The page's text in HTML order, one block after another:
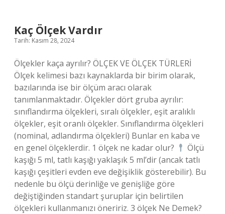
Kaç Ölçek Vardır
Tarih: Kasım 28, 2024
Ölçekler kaça ayrılır? ÖLÇEK VE ÖLÇEK TÜRLERİ
Ölçek kelimesi bazı kaynaklarda bir birim olarak,
bazılarında ise bir ölçüm aracı olarak
tanımlanmaktadır. Ölçekler dört gruba ayrılır:
sınıflandırma ölçekleri, sıralı ölçekler, eşit aralıklı
ölçekler, eşit oranlı ölçekler. Sınıflandırma ölçekleri
(nominal, adlandırma ölçekleri) Bunlar en kaba ve
en genel ölçeklerdir. 1 ölçek ne kadar olur?
Ölçü
kaşığı 5 ml, tatlı kaşığı yaklaşık 5 ml’dir (ancak tatlı
kaşığı çeşitleri evden eve değişiklik gösterebilir). Bu
nedenle bu ölçü derinliğe ve genişliğe göre
değiştiğinden standart şuruplar için belirtilen
ölçekleri kullanmanızı öneririz. 3 ölçek Ne Demek?